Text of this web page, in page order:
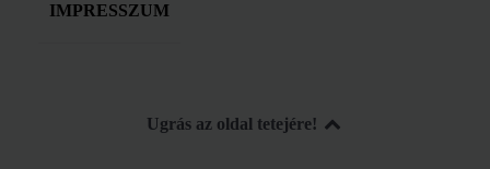
IMPRESSZUM
Ugrás az oldal tetejére!